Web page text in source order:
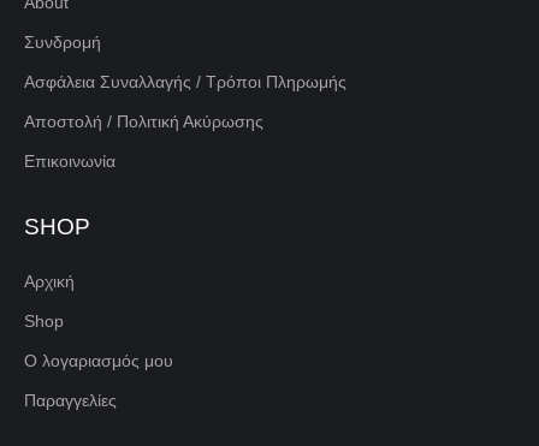
Συνδρομή
Ασφάλεια Συναλλαγής / Τρόποι Πληρωμής
Αποστολή / Πολιτική Ακύρωσης
Επικοινωνία
SHOP
Αρχική
Shop
Ο λογαριασμός μου
Παραγγελίες